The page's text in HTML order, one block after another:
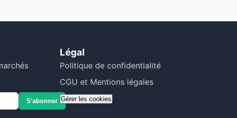
S'abonner
Légal
Politique de confidentialité
CGU et Mentions légales
Gérer les cookies